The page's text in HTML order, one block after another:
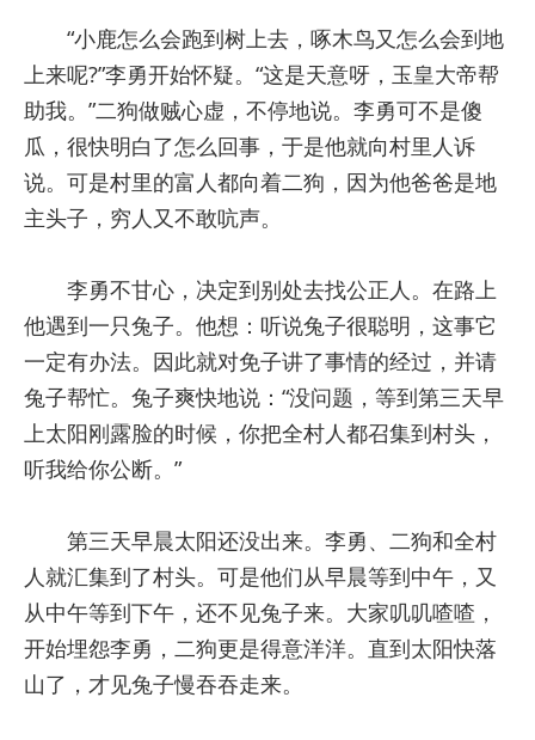
“小鹿怎么会跑到树上去，啄木鸟又怎么会到地
上来呢?”李勇开始怀疑。“这是天意呀，玉皇大帝帮
助我。”二狗做贼心虚，不停地说。李勇可不是傻
瓜，很快明白了怎么回事，于是他就向村里人诉
说。可是村里的富人都向着二狗，因为他爸爸是地
主头子，穷人又不敢吭声。
李勇不甘心，决定到别处去找公正人。在路上
他遇到一只兔子。他想：听说兔子很聪明，这事它
一定有办法。因此就对免子讲了事情的经过，并请
兔子帮忙。兔子爽快地说：“没问题，等到第三天早
上太阳刚露脸的时候，你把全村人都召集到村头，
听我给你公断。”
第三天早晨太阳还没出来。李勇、二狗和全村
人就汇集到了村头。可是他们从早晨等到中午，又
从中午等到下午，还不见兔子来。大家叽叽喳喳，
开始埋怨李勇，二狗更是得意洋洋。直到太阳快落
山了，才见兔子慢吞吞走来。